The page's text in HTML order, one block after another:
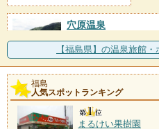
穴原温泉
飯坂温泉から摺上川
る。宿は渓谷や山
高湯温泉
施設数：3軒
【福島県】の温泉旅館
福島
人気スポットランキング
まるけい果樹園